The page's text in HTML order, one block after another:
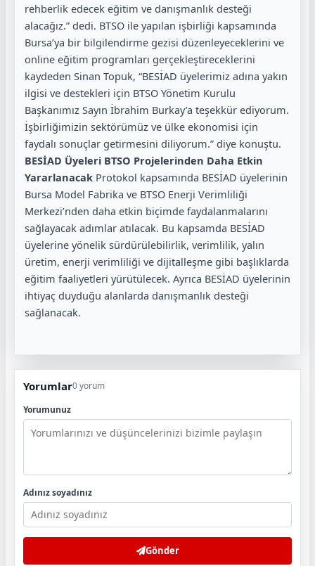
rehberlik edecek eğitim ve danışmanlık desteği
alacağız.” dedi. BTSO ile yapılan işbirliği kapsamında
Bursa’ya bir bilgilendirme gezisi düzenleyeceklerini ve
online eğitim programları gerçekleştireceklerini
kaydeden Sinan Topuk, “BESİAD üyelerimiz adına yakın
ilgisi ve destekleri için BTSO Yönetim Kurulu
Başkanımız Sayın İbrahim Burkay’a teşekkür ediyorum.
İşbirliğimizin sektörümüz ve ülke ekonomisi için
faydalı sonuçlar getirmesini diliyorum.” diye konuştu.
BESİAD Üyeleri BTSO Projelerinden Daha Etkin
Yararlanacak Protokol kapsamında BESİAD üyelerinin
Bursa Model Fabrika ve BTSO Enerji Verimliliği
Merkezi’nden daha etkin biçimde faydalanmalarını
sağlayacak adımlar atılacak. Bu kapsamda BESİAD
üyelerine yönelik sürdürülebilirlik, verimlilik, yalın
üretim, enerji verimliliği ve dijitalleşme gibi başlıklarda
eğitim faaliyetleri yürütülecek. Ayrıca BESİAD üyelerinin
ihtiyaç duyduğu alanlarda danışmanlık desteği
sağlanacak.
Yorumlar0 yorum
Yorumunuz
Adınız soyadınız
Gönder